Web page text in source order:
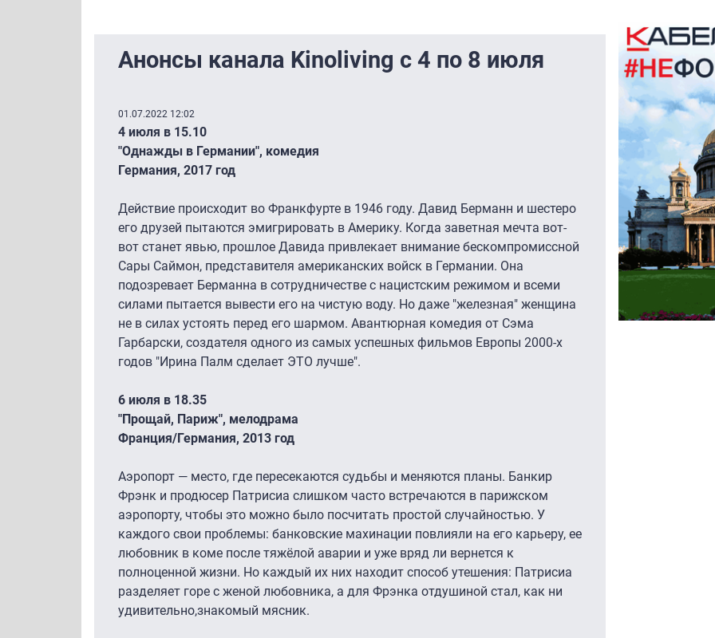
Анонсы канала Kinoliving с 4 по 8 июля
01.07.2022 12:02
4 июля в 15.10
"Однажды в Германии", комедия
Германия, 2017 год
Действие происходит во Франкфурте в 1946 году. Давид Берманн и шестеро
его друзей пытаются эмигрировать в Америку. Когда заветная мечта вот-
вот станет явью, прошлое Давида привлекает внимание бескомпромиссной
Сары Саймон, представителя американских войск в Германии. Она
подозревает Берманна в сотрудничестве с нацистским режимом и всеми
силами пытается вывести его на чистую воду. Но даже "железная" женщина
не в силах устоять перед его шармом. Авантюрная комедия от Сэма
Гарбарски, создателя одного из самых успешных фильмов Европы 2000-х
годов "Ирина Палм сделает ЭТО лучше".
6 июля в 18.35
"Прощай, Париж", мелодрама
Франция/Германия, 2013 год
Аэропорт — место, где пересекаются судьбы и меняются планы. Банкир
Фрэнк и продюсер Патрисиа слишком часто встречаются в парижском
аэропорту, чтобы это можно было посчитать простой случайностью. У
каждого свои проблемы: банковские махинации повлияли на его карьеру, ее
любовник в коме после тяжёлой аварии и уже вряд ли вернется к
полноценной жизни. Но каждый их них находит способ утешения: Патрисиа
разделяет горе с женой любовника, а для Фрэнка отдушиной стал, как ни
удивительно,знакомый мясник.